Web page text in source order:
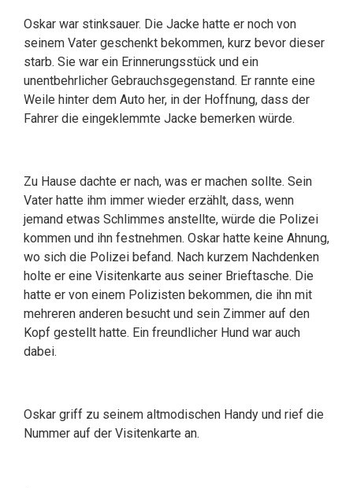
Oskar war stinksauer. Die Jacke hatte er noch von
seinem Vater geschenkt bekommen, kurz bevor dieser
starb. Sie war ein Erinnerungsstück und ein
unentbehrlicher Gebrauchsgegenstand. Er rannte eine
Weile hinter dem Auto her, in der Hoffnung, dass der
Fahrer die eingeklemmte Jacke bemerken würde.
Zu Hause dachte er nach, was er machen sollte. Sein
Vater hatte ihm immer wieder erzählt, dass, wenn
jemand etwas Schlimmes anstellte, würde die Polizei
kommen und ihn festnehmen. Oskar hatte keine Ahnung,
wo sich die Polizei befand. Nach kurzem Nachdenken
holte er eine Visitenkarte aus seiner Brieftasche. Die
hatte er von einem Polizisten bekommen, die ihn mit
mehreren anderen besucht und sein Zimmer auf den
Kopf gestellt hatte. Ein freundlicher Hund war auch
dabei.
Oskar griff zu seinem altmodischen Handy und rief die
Nummer auf der Visitenkarte an.